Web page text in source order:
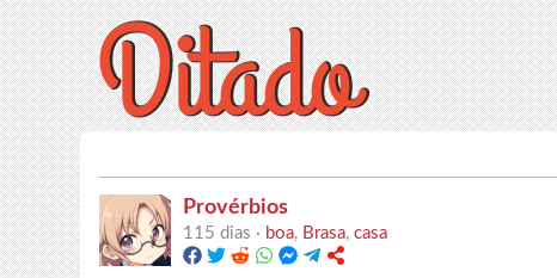
Provérbios
115 dias · boa, Brasa,casa